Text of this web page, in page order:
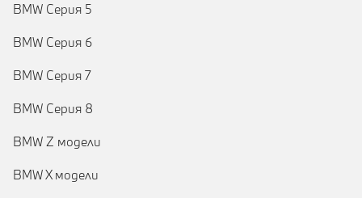
BMW Серия 5
BMW Серия 6
BMW Серия 7
BMW Серия 8
BMW Z модели
BMW X модели